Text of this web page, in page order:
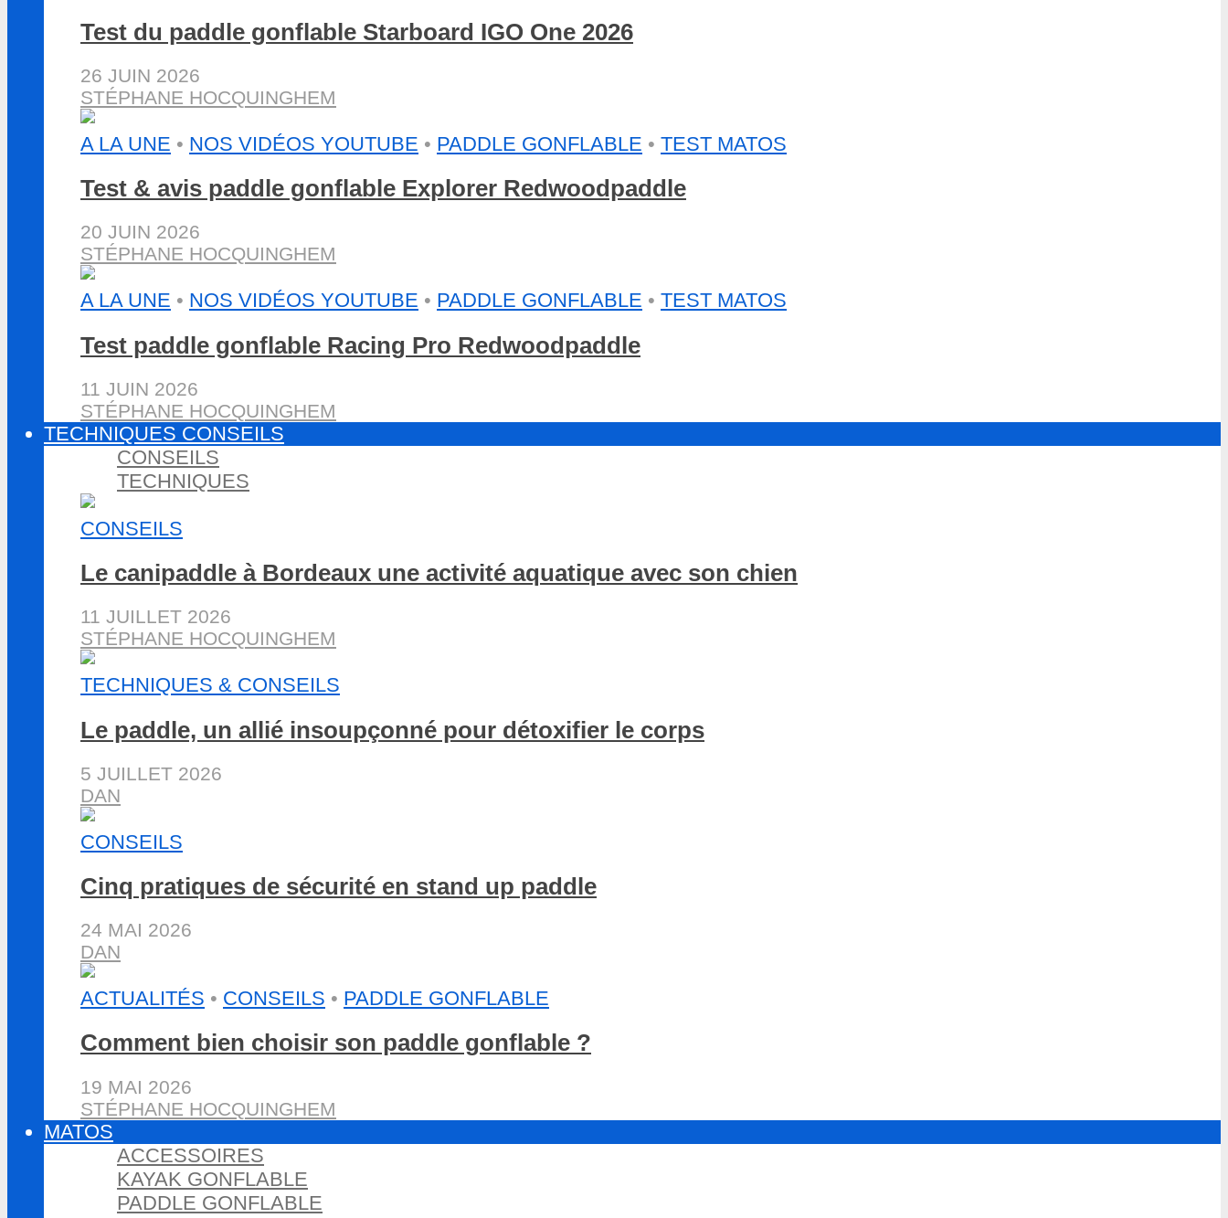
Test du paddle gonflable Starboard IGO One 2026
26 JUIN 2026
STÉPHANE HOCQUINGHEM
A LA UNE • NOS VIDÉOS YOUTUBE • PADDLE GONFLABLE • TEST MATOS
Test & avis paddle gonflable Explorer Redwoodpaddle
20 JUIN 2026
STÉPHANE HOCQUINGHEM
A LA UNE • NOS VIDÉOS YOUTUBE • PADDLE GONFLABLE • TEST MATOS
Test paddle gonflable Racing Pro Redwoodpaddle
11 JUIN 2026
STÉPHANE HOCQUINGHEM
TECHNIQUES CONSEILS
CONSEILS
TECHNIQUES
CONSEILS
Le canipaddle à Bordeaux une activité aquatique avec son chien
11 JUILLET 2026
STÉPHANE HOCQUINGHEM
TECHNIQUES & CONSEILS
Le paddle, un allié insoupçonné pour détoxifier le corps
5 JUILLET 2026
DAN
CONSEILS
Cinq pratiques de sécurité en stand up paddle
24 MAI 2026
DAN
ACTUALITÉS • CONSEILS • PADDLE GONFLABLE
Comment bien choisir son paddle gonflable ?
19 MAI 2026
STÉPHANE HOCQUINGHEM
MATOS
ACCESSOIRES
KAYAK GONFLABLE
PADDLE GONFLABLE